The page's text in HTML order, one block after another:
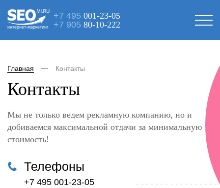
интернет-маркетинг
+7 495 001-23-05
+7 905 80-10-222
Главная Контакты
Контакты
Мы не только ведем рекламную компанию, но и
добиваемся максимальной отдачи за минимальную
стоимость!
Телефоны
+7 495 001-23-05